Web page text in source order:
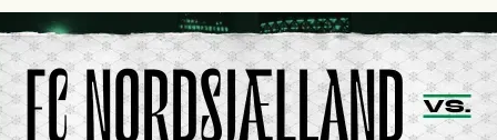
tennissiffror och det grönsvarta europaäventyret tog slut.